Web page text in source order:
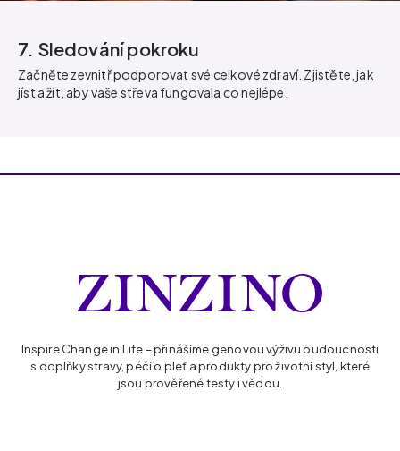
7. Sledování pokroku
Začněte zevnitř podporovat své celkové zdraví. Zjistěte, jak
jíst a žít, aby vaše střeva fungovala co nejlépe.
Inspire Change in Life – přinášíme genovou výživu budoucnosti
s doplňky stravy, péčí o pleť a produkty pro životní styl, které
jsou prověřené testy i vědou.